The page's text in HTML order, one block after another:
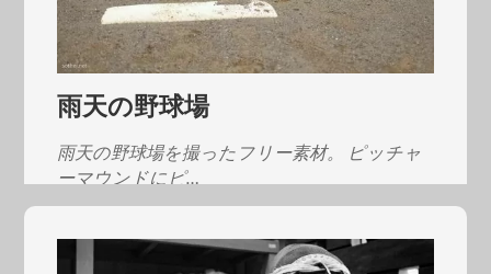
雨天の野球場
雨天の野球場を撮ったフリー素材。 ピッチャ
ーマウンドにピ…